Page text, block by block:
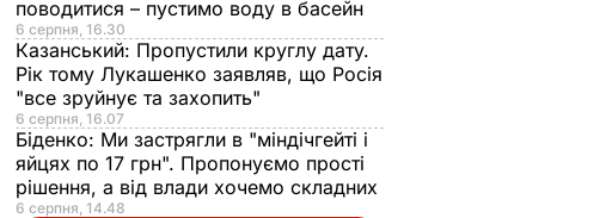
поводитися – пустимо воду в басейн
6 серпня, 16.30
Казанський: Пропустили круглу дату.
Рік тому Лукашенко заявляв, що Росія
"все зруйнує та захопить"
6 серпня, 16.07
Біденко: Ми застрягли в "міндічгейті і
яйцях по 17 грн". Пропонуємо прості
рішення, а від влади хочемо складних
6 серпня, 14.48